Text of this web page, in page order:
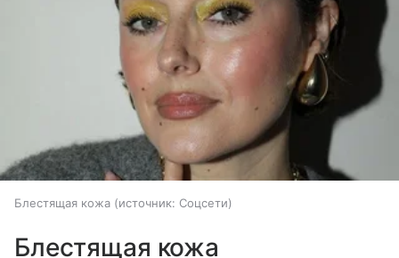
Блестящая кожа источник: Соцсети
Блестящая кожа